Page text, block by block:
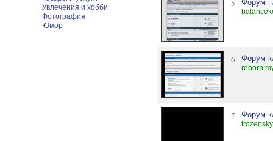
Увлечения и хобби
Фотография
Юмор
5 Форум
6 Форум
7 Форум